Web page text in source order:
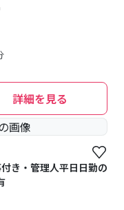
詳細を見る
き・管理人平日日勤の